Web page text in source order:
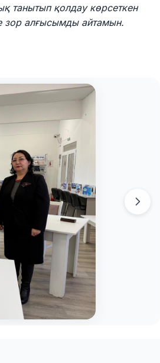
танытып қолдау көрсеткен
зор алғысымды айтамын.